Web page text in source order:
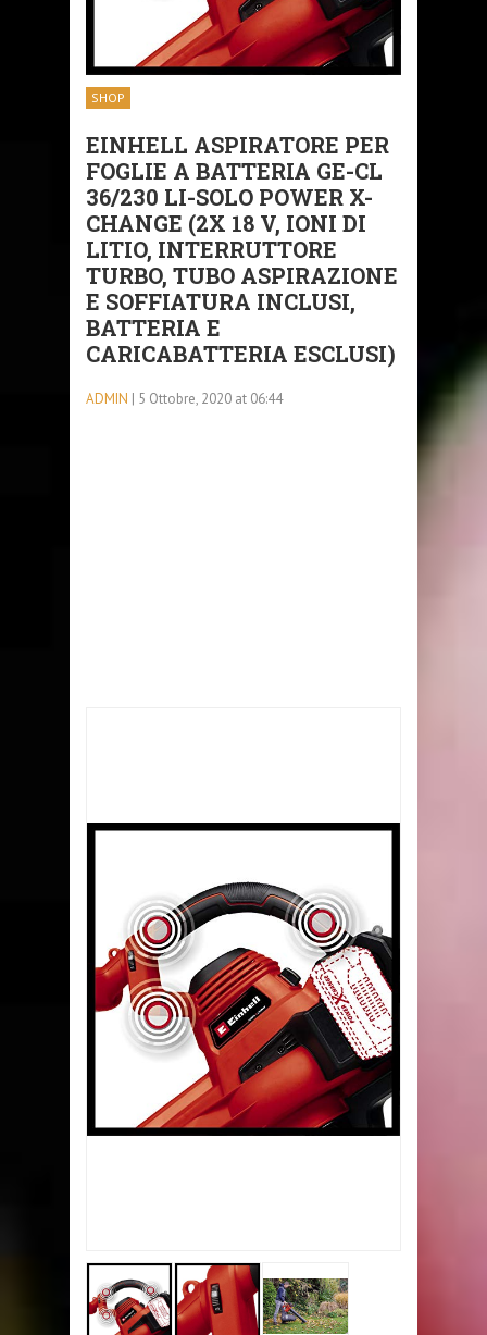
SHOP
EINHELL ASPIRATORE PER
FOGLIE A BATTERIA GE-CL
36/230 LI-SOLO POWER X-
CHANGE (2X 18 V, IONI DI
LITIO, INTERRUTTORE
TURBO, TUBO ASPIRAZIONE
E SOFFIATURA INCLUSI,
BATTERIA E
CARICABATTERIA ESCLUSI)
ADMIN | 5 Ottobre, 2020 at 06:44